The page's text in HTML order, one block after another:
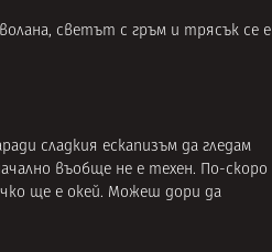
светът с гръм и трясък се е
сладкия ескапизъм да гледам
въобще не е техен. По-скоро
ще е окей. Можеш дори да